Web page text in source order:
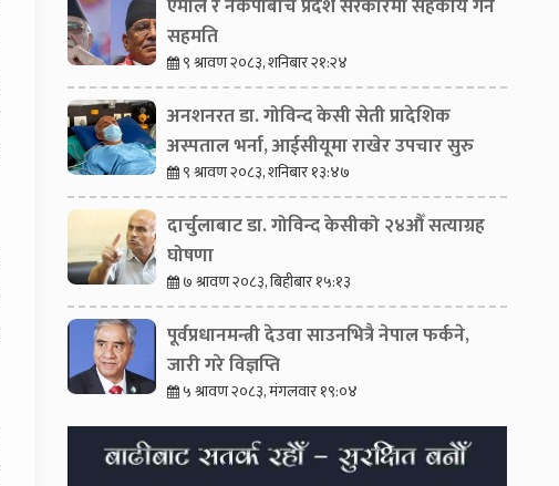
एमाले र नेकपाबीच प्रदेश सरकारमा सहकार्य गर्ने
सहमति
९ श्रावण २०८३, शनिबार २१:२४
अनशनरत डा. गोविन्द केसी सेती प्रादेशिक
अस्पताल भर्ना, आईसीयूमा राखेर उपचार सुरु
९ श्रावण २०८३, शनिबार १३:४७
दार्चुलाबाट डा. गोविन्द केसीको २४औँ सत्याग्रह
घोषणा
७ श्रावण २०८३, बिहीबार १५:१३
पूर्वप्रधानमन्त्री देउवा साउनभित्रै नेपाल फर्कने,
जारी गरे विज्ञप्ति
५ श्रावण २०८३, मंगलवार १९:०४